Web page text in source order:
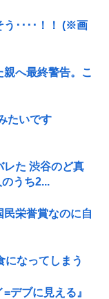
う････！！ (※画
へ最終警告。こ
たいです
レた 渋谷のど真
うち2...
民栄誉賞なのに自
なってしまう
デブに見える』